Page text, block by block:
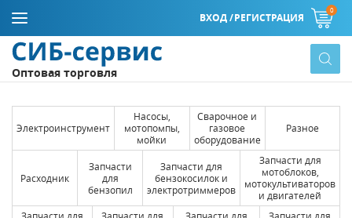
ВХОД /РЕГИСТРАЦИЯ
0
Оптовая торговля
Электроинструмент
Насосы,
мотопомпы,
мойки
Сварочное и
газовое
оборудование
Разное
Расходник
Запчасти
для
бензопил
Запчасти для
бензокосилок и
электротриммеров
Запчасти для
мотоблоков,
мотокультиваторов
и двигателей